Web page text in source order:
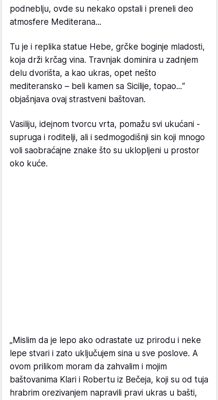
podneblju, ovde su nekako opstali i preneli deo
atmosfere Mediterana...
Tu je i replika statue Hebe, grčke boginje mladosti,
koja drži krčag vina. Travnjak dominira u zadnjem
delu dvorišta, a kao ukras, opet nešto
mediteransko – beli kamen sa Sicilije, topao...“
objašnjava ovaj strastveni baštovan.
Vasiliju, idejnom tvorcu vrta, pomažu svi ukućani -
supruga i roditelji, ali i sedmogodišnji sin koji mnogo
voli saobraćajne znake što su uklopljeni u prostor
oko kuće.
„Mislim da je lepo ako odrastate uz prirodu i neke
lepe stvari i zato uključujem sina u sve poslove. A
ovom prilikom moram da zahvalim i mojim
baštovanima Klari i Robertu iz Bečeja, koji su od tuja
hrabrim orezivanjem napravili pravi ukras u bašti,